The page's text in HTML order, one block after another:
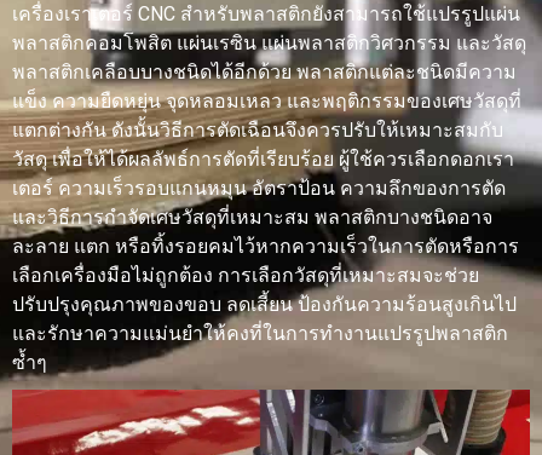
เครื่องเราเตอร์ CNC สำหรับพลาสติกยังสามารถใช้แปรรูปแผ่น
พลาสติกคอมโพสิต แผ่นเรซิน แผ่นพลาสติกวิศวกรรม และวัสดุ
พลาสติกเคลือบบางชนิดได้อีกด้วย พลาสติกแต่ละชนิดมีความ
แข็ง ความยืดหยุ่น จุดหลอมเหลว และพฤติกรรมของเศษวัสดุที่
แตกต่างกัน ดังนั้นวิธีการตัดเฉือนจึงควรปรับให้เหมาะสมกับ
วัสดุ เพื่อให้ได้ผลลัพธ์การตัดที่เรียบร้อย ผู้ใช้ควรเลือกดอกเรา
เตอร์ ความเร็วรอบแกนหมุน อัตราป้อน ความลึกของการตัด
และวิธีการกำจัดเศษวัสดุที่เหมาะสม พลาสติกบางชนิดอาจ
ละลาย แตก หรือทิ้งรอยคมไว้หากความเร็วในการตัดหรือการ
เลือกเครื่องมือไม่ถูกต้อง การเลือกวัสดุที่เหมาะสมจะช่วย
ปรับปรุงคุณภาพของขอบ ลดเสี้ยน ป้องกันความร้อนสูงเกินไป
และรักษาความแม่นยำให้คงที่ในการทำงานแปรรูปพลาสติก
ซ้ำๆ